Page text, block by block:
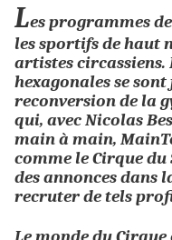
Les programmes
les sportifs de haut
artistes circassiens.
hexagonales se sont
reconversion de la
qui, avec Nicolas
main à main,
comme le Cirque
des annonces dans
recruter de tels